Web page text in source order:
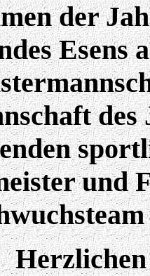
der
Esens
des
und